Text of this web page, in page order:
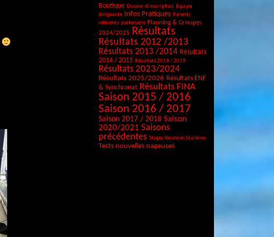
Boutique Dossier d'inscription Equipe
dirigeante Infos Pratiques Parents
référents partenaire Planning & Groupes
2024/2025 Résultats
Résultats 2012 /2013
Résultats 2013 /2014 Résultats
2014 / 2015 Résultats 2018 / 2019
Résultats 2023/2024
Résultats 2025/2026 Résultats ENF
& Synchronat Résultats FINA
Saison 2015 / 2016
Saison 2016 / 2017
Saison 2017 / 2018 Saison
2020/2021 Saisons
précédentes Stages Vacances Scolaires
Tests nouvelles nageuses